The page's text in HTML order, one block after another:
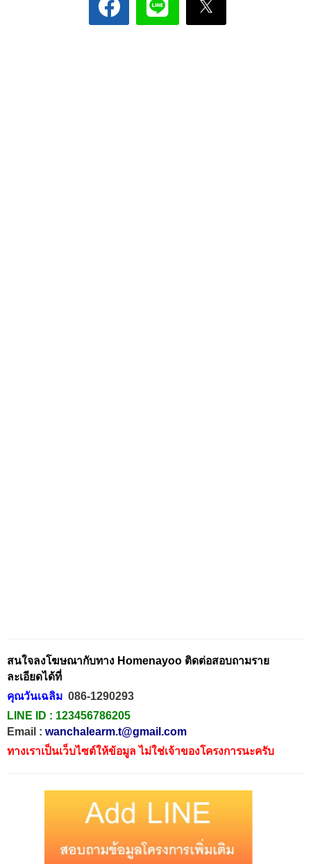
สนใจลงโฆษณากับทาง Homenayoo ติดต่อสอบถามราย
ละเอียดได้ที่
คุณวันเฉลิม 086-1290293
LINE ID : 123456786205
Email : wanchalearm.t@gmail.com
ทางเราเป็นเว็บไซต์ให้ข้อมูล ไม่ใช่เจ้าของโครงการนะครับ